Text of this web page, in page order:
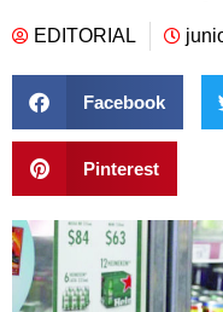
EDITORIAL
Facebook
Pinterest